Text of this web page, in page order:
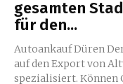
gesamten
für den...
Autoankauf Düren
auf den Export von
spezialisiert. Können